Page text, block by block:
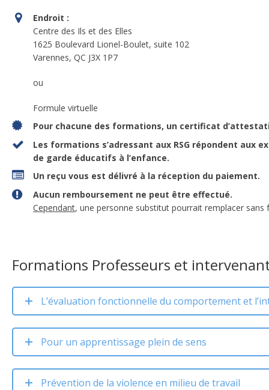
Endroit :
Centre des Ils et des Elles
1625 Boulevard Lionel-Boulet, suite 102
Varennes, QC J3X 1P7
ou
Formule virtuelle
Pour chacune des formations, un certificat
Les formations s’adressant aux RSG répondent aux
de garde éducatifs à l’enfance.
Un reçu vous est délivré à la réception du paiement.
Aucun remboursement ne peut être effectué.
Cependant, une personne substitut pourrait remplacer
Formations Professeurs et
L’évaluation fonctionnelle du comportement et
Pour un apprentissage plein de sens
Prévention de la violence en milieu de travail